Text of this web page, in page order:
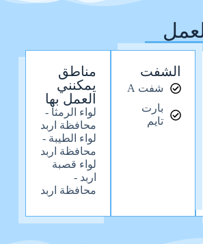
الشفت
شفت A
بارت
تايم
مناطق
يمكنني
العمل بها
لواء الرمثا -
محافظة اربد
لواء الطيبة -
محافظة اربد
لواء قصبة
اربد -
محافظة اربد